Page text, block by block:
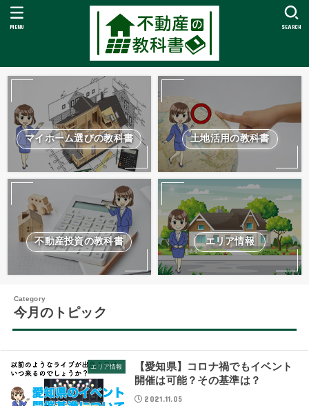
SEARCH
MENU
マイホーム選びの教科書 土地活用の教科書
不動産投資の教科書 エリア情報
今月のトピック
エリア情報
【愛知県】コロナ禍でもイベント
開催は可能？その基準は？
2021.11.05